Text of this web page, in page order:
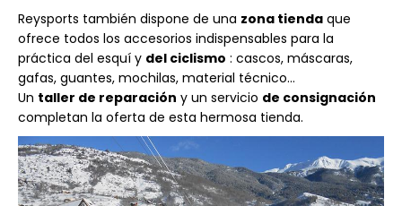
Reysports también dispone de una zona tienda que
ofrece todos los accesorios indispensables para la
práctica del esquí y del ciclismo : cascos, máscaras,
gafas, guantes, mochilas, material técnico...
Un taller de reparación y un servicio de consignación
completan la oferta de esta hermosa tienda.